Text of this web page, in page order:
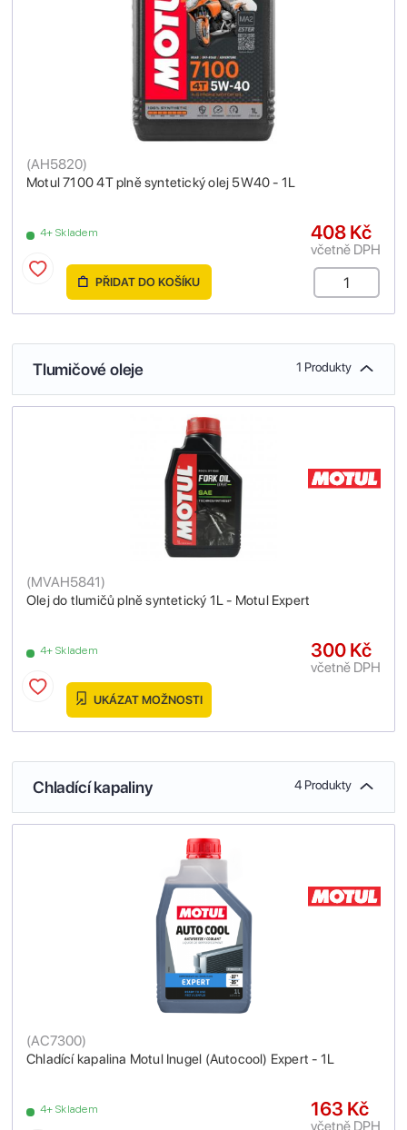
Motul 7100 4T plně syntetický olej 5W40 - 1L
(AH5820)
4+ Skladem 408 Kč
včetně DPH
PŘIDAT DO KOŠÍKU
Tlumičové oleje 1 Produkty
Olej do tlumičů plně syntetický 1L - Motul Expert
(MVAH5841)
4+ Skladem 300 Kč
včetně DPH
UKÁZAT MOŽNOSTI
Chladící kapaliny 4 Produkty
Chladící kapalina Motul Inugel (Autocool) Expert - 1L
(AC7300)
4+ Skladem 163 Kč
včetně DPH